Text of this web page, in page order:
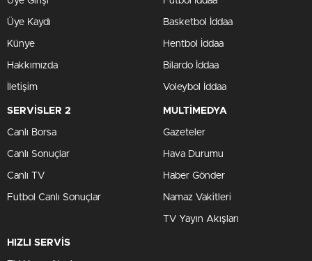
Üye Kaydı
Künye
Hakkımızda
İletişim
Basketbol İddaa
Hentbol İddaa
Bilardo İddaa
Voleybol İddaa
SERVİSLER 2
Canlı Borsa
Canlı Sonuçlar
Canlı TV
Futbol Canlı Sonuçlar
MULTİMEDYA
Gazeteler
Hava Durumu
Haber Gönder
Namaz Vakitleri
TV Yayın Akışları
HIZLI SERVİS